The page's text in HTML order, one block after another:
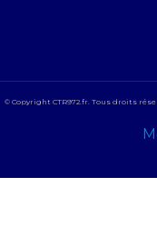
© Copyright CTR972.fr. Tous droits